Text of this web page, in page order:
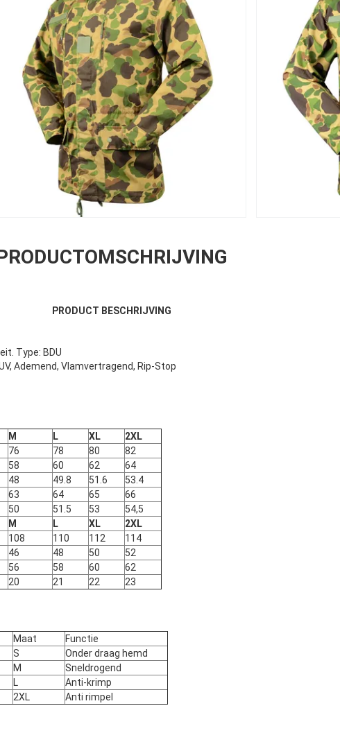
PRODUCT BESCHRIJVING
Type: BDU
Ademend, Vlamvertragend, Rip-Stop
M L XL
2XL
76 78 80
82
58 60 62
64
48 49.8 51.6
53.4
63 64 65
66
50 51.5 53
54,5
M L XL
2XL
108 110 112
114
46 48 50
52
56 58 60
62
20 21 22 23
Maat
Functie
S
Onder draag hemd
M
Sneldrogend
L
Anti-krimp
2XL Anti rimpel